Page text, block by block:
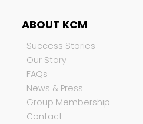
ABOUT KCM
Success Stories
Our Story
FAQs
News & Press
Group Membership
Contact